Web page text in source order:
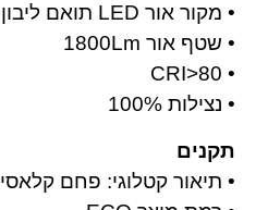
• מקור אור LED תואם ליבון
• שטף אור 1800Lm
• CRI>80
• נצילות 100%
תקנים
• תיאור קטלוגי: פחם קלאסי E27